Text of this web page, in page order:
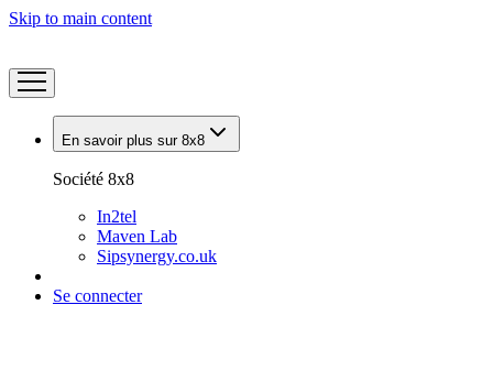
Skip to main content
En savoir plus sur 8x8
Société 8x8
In2tel
Maven Lab
Sipsynergy.co.uk
Se connecter